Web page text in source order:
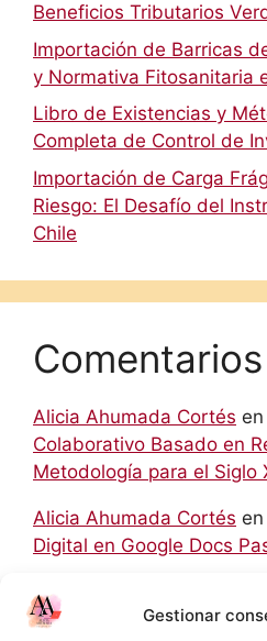
Gestionar
Beneficios Tributarios
Importación de Barricas
y Normativa Fitosanitaria
Libro de Existencias y
Completa de Control de
Importación de Carga
Riesgo: El Desafío del
Chile
Comentarios
Alicia Ahumada Cortés en
Colaborativo Basado en
Metodología para el Siglo
Alicia Ahumada Cortés en
Digital en Google Docs
hello world
en Retos: Una